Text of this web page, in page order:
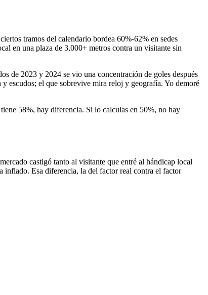
tramos del calendario bordea 60%-62% en sedes
en una plaza de 3,000+ metros contra un visitante sin
de 2023 y 2024 se vio una concentración de goles después
escudos; el que sobrevive mira reloj y geografía. Yo demoré
58%, hay diferencia. Si lo calculas en 50%, no hay
castigó tanto al visitante que entré al hándicap local
inflado. Esa diferencia, la del factor real contra el factor